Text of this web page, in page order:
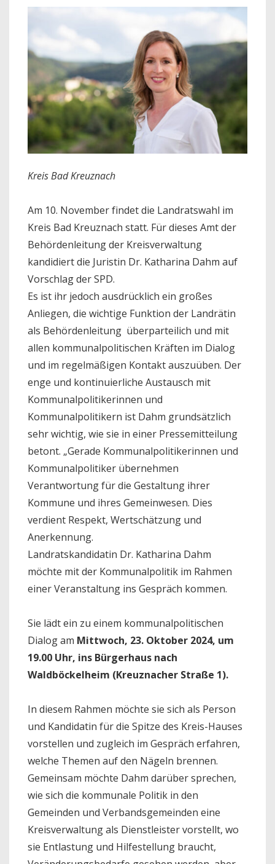
Kreis Bad Kreuznach
Am 10. November findet die Landratswahl im
Kreis Bad Kreuznach statt. Für dieses Amt der
Behördenleitung der Kreisverwaltung
kandidiert die Juristin Dr. Katharina Dahm auf
Vorschlag der SPD.
Es ist ihr jedoch ausdrücklich ein großes
Anliegen, die wichtige Funktion der Landrätin
als Behördenleitung überparteilich und mit
allen kommunalpolitischen Kräften im Dialog
und im regelmäßigen Kontakt auszuüben. Der
enge und kontinuierliche Austausch mit
Kommunalpolitikerinnen und
Kommunalpolitikern ist Dahm grundsätzlich
sehr wichtig, wie sie in einer Pressemitteilung
betont. „Gerade Kommunalpolitikerinnen und
Kommunalpolitiker übernehmen
Verantwortung für die Gestaltung ihrer
Kommune und ihres Gemeinwesen. Dies
verdient Respekt, Wertschätzung und
Anerkennung.
Landratskandidatin Dr. Katharina Dahm
möchte mit der Kommunalpolitik im Rahmen
einer Veranstaltung ins Gespräch kommen.
Sie lädt ein zu einem kommunalpolitischen
Dialog am Mittwoch, 23. Oktober 2024, um
19.00 Uhr, ins Bürgerhaus nach
Waldböckelheim (Kreuznacher Straße 1).
In diesem Rahmen möchte sie sich als Person
und Kandidatin für die Spitze des Kreis-Hauses
vorstellen und zugleich im Gespräch erfahren,
welche Themen auf den Nägeln brennen.
Gemeinsam möchte Dahm darüber sprechen,
wie sich die kommunale Politik in den
Gemeinden und Verbandsgemeinden eine
Kreisverwaltung als Dienstleister vorstellt, wo
sie Entlastung und Hilfestellung braucht,